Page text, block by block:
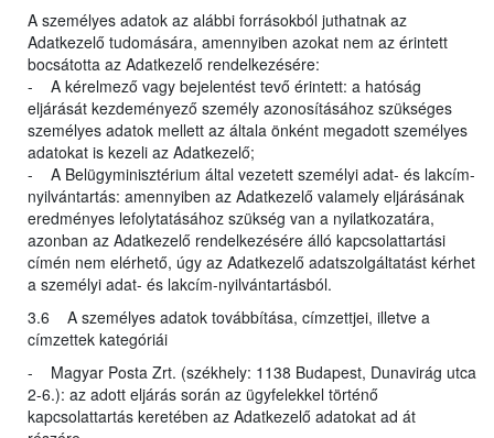
A személyes adatok az alábbi forrásokból juthatnak az
Adatkezelő tudomására, amennyiben azokat nem az érintett
bocsátotta az Adatkezelő rendelkezésére:
- A kérelmező vagy bejelentést tevő érintett: a hatóság
eljárását kezdeményező személy azonosításához szükséges
személyes adatok mellett az általa önként megadott személyes
adatokat is kezeli az Adatkezelő;
- A Belügyminisztérium által vezetett személyi adat- és lakcím-
nyilvántartás: amennyiben az Adatkezelő valamely eljárásának
eredményes lefolytatásához szükség van a nyilatkozatára,
azonban az Adatkezelő rendelkezésére álló kapcsolattartási
címén nem elérhető, úgy az Adatkezelő adatszolgáltatást kérhet
a személyi adat- és lakcím-nyilvántartásból.
3.6 A személyes adatok továbbítása, címzettjei, illetve a
címzettek kategóriái
- Magyar Posta Zrt. (székhely: 1138 Budapest, Dunavirág utca
2-6.): az adott eljárás során az ügyfelekkel történő
kapcsolattartás keretében az Adatkezelő adatokat ad át